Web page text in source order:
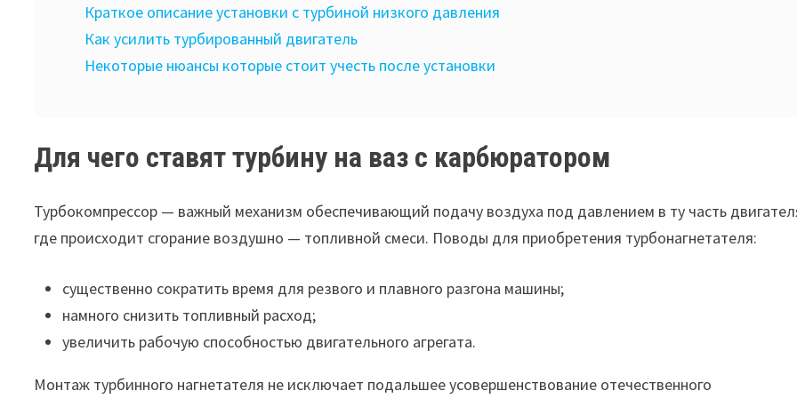
Краткое описание установки с турбиной низкого давления
Как усилить турбированный двигатель
Некоторые нюансы которые стоит учесть после установки
Для чего ставят турбину на ваз с карбюратором
Турбокомпрессор — важный механизм обеспечивающий подачу воздуха под давлением в ту часть
где происходит сгорание воздушно — топливной смеси. Поводы для приобретения турбонагнетателя:
существенно сократить время для резвого и плавного разгона машины;
намного снизить топливный расход;
увеличить рабочую способностью двигательного агрегата.
Монтаж турбинного нагнетателя не исключает подальшее усовершенствование отечественного